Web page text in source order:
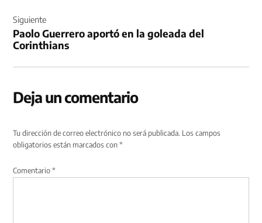
Siguiente
Paolo Guerrero aportó en la goleada del
Corinthians
Deja un comentario
Tu dirección de correo electrónico no será publicada. Los campos
obligatorios están marcados con*
Comentario*